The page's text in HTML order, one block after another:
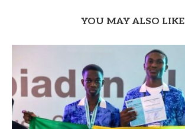
YOU MAY ALSO LIKE